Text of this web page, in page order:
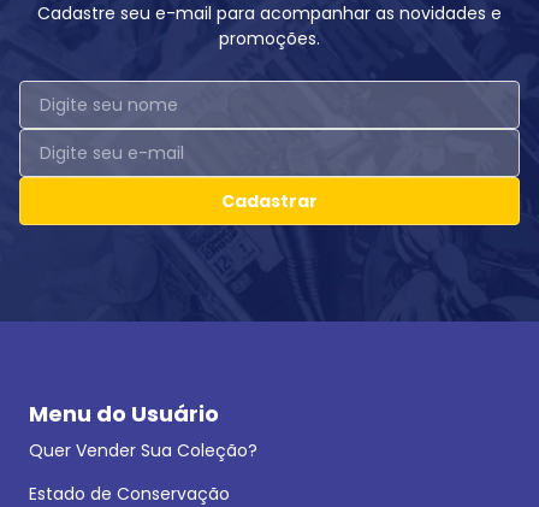
Cadastre seu e-mail para acompanhar as novidades e
promoções.
Cadastrar
Menu do Usuário
Quer Vender Sua Coleção?
Estado de Conservação